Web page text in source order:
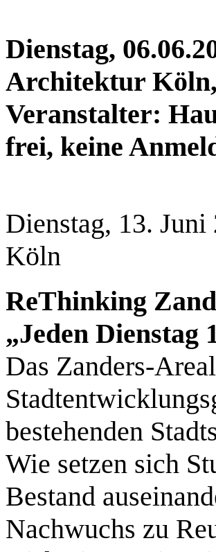
Dienstag,
Architektur
Veranstalter:
frei, keine
Dienstag, 13.
Köln
ReThinking
„Jeden Dienstag
Das Zanders-
bestehenden
Wie setzen sich
Bestand
Nachwuchs zu